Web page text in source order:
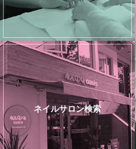
ネイルサロン検索